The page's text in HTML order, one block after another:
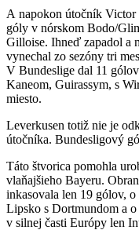
A napokon útočník
góly v nórskom Bodo/
Gilloise. Ihneď zapadol a
vynechal zo sezóny tri
V Bundeslige dal 11
Kaneom, Guirassym, s
miesto.
Leverkusen totiž nie je
útočníka. Bundesligový
Táto štvorica pomohla
vlaňajšieho Bayeru.
inkasovala len 19 gólov,
Lipsko s Dortmundom a
v silnej časti Európy len